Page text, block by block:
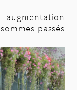
nouvelles
Athlé Bocage
Athlé Bocage
AC la Roche
passés